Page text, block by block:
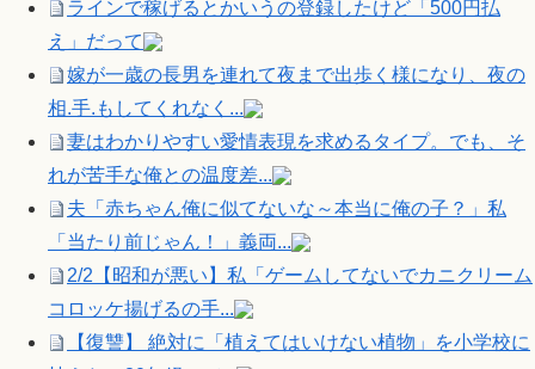
ラインで稼げるとかいうの登録したけど「500円払
え」だって
嫁が一歳の長男を連れて夜まで出歩く様になり、夜の
相.手.もしてくれなく...
妻はわかりやすい愛情表現を求めるタイプ。でも、そ
れが苦手な俺との温度差...
夫「赤ちゃん俺に似てないな～本当に俺の子？」私
「当たり前じゃん！」義両...
2/2【昭和が悪い】私「ゲームしてないでカニクリーム
コロッケ揚げるの手...
【復讐】 絶対に「植えてはいけない植物」を小学校に